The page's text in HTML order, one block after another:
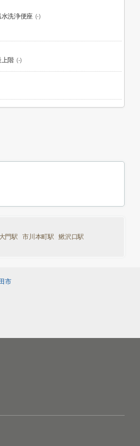
水洗浄便座 (-)
上階 (-)
門駅 市川本町駅
鰍沢口駅
市